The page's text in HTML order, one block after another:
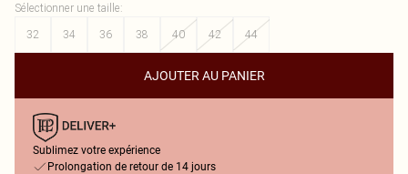
Sélectionner une taille:
32
34 36 38 40 42 44
AJOUTER AU PANIER
Sublimez votre expérience
Prolongation de retour de 14 jours